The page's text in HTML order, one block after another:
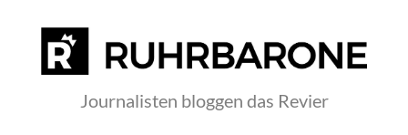
Journalisten bloggen das Revier